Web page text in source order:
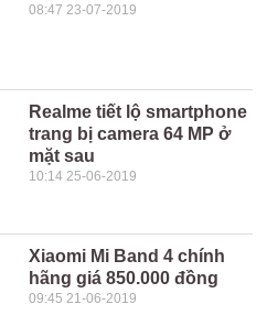
08:47 23-07-2019
Realme tiết lộ smartphone
trang bị camera 64 MP ở
mặt sau
10:14 25-06-2019
Xiaomi Mi Band 4 chính
hãng giá 850.000 đồng
09:45 21-06-2019